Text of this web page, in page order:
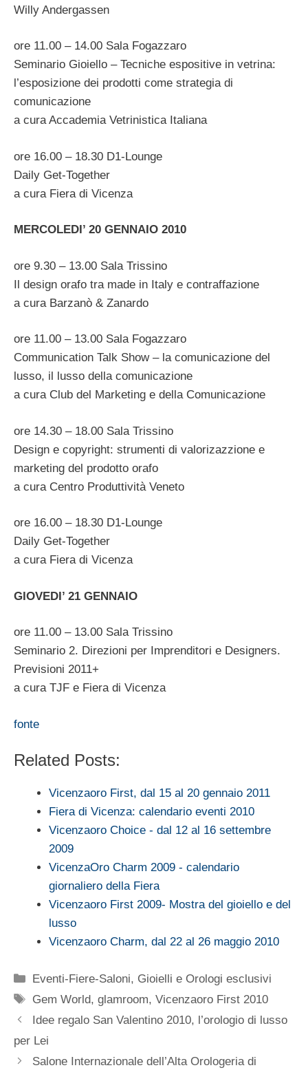
Willy Andergassen
ore 11.00 – 14.00 Sala Fogazzaro
Seminario Gioiello – Tecniche espositive in vetrina:
l’esposizione dei prodotti come strategia di
comunicazione
a cura Accademia Vetrinistica Italiana
ore 16.00 – 18.30 D1-Lounge
Daily Get-Together
a cura Fiera di Vicenza
MERCOLEDI’ 20 GENNAIO 2010
ore 9.30 – 13.00 Sala Trissino
Il design orafo tra made in Italy e contraffazione
a cura Barzanò & Zanardo
ore 11.00 – 13.00 Sala Fogazzaro
Communication Talk Show – la comunicazione del
lusso, il lusso della comunicazione
a cura Club del Marketing e della Comunicazione
ore 14.30 – 18.00 Sala Trissino
Design e copyright: strumenti di valorizazzione e
marketing del prodotto orafo
a cura Centro Produttività Veneto
ore 16.00 – 18.30 D1-Lounge
Daily Get-Together
a cura Fiera di Vicenza
GIOVEDI’ 21 GENNAIO
ore 11.00 – 13.00 Sala Trissino
Seminario 2. Direzioni per Imprenditori e Designers.
Previsioni 2011+
a cura TJF e Fiera di Vicenza
fonte
Related Posts:
Vicenzaoro First, dal 15 al 20 gennaio 2011
Fiera di Vicenza: calendario eventi 2010
Vicenzaoro Choice - dal 12 al 16 settembre
2009
VicenzaOro Charm 2009 - calendario
giornaliero della Fiera
Vicenzaoro First 2009- Mostra del gioiello e del
lusso
Vicenzaoro Charm, dal 22 al 26 maggio 2010
Categorie
Eventi-Fiere-Saloni, Gioielli e Orologi esclusivi
Tag
Gem World,glamroom,Vicenzaoro First 2010
Idee regalo San Valentino 2010, l’orologio di lusso
per Lei
Salone Internazionale dell’Alta Orologeria di